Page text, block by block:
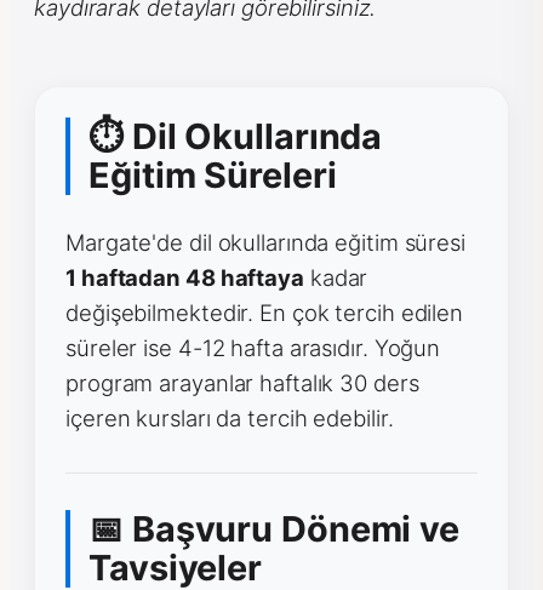
kaydırarak detayları görebilirsiniz.
⏱ Dil Okullarında
Eğitim Süreleri
Margate'de dil okullarında eğitim süresi
1 haftadan 48 haftaya kadar
değişebilmektedir. En çok tercih edilen
süreler ise 4-12 hafta arasıdır. Yoğun
program arayanlar haftalık 30 ders
içeren kursları da tercih edebilir.
📅 Başvuru Dönemi ve
Tavsiyeler